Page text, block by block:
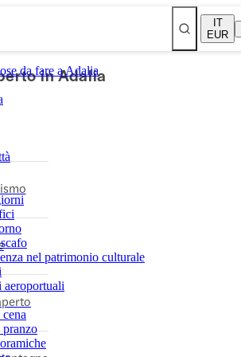
IT
EUR
da fare a Adalia
nel patrimonio culturale
aeroportuali
pranzo
in Adalia